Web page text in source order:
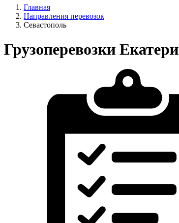
Главная
Направления перевозок
Севастополь
Грузоперевозки